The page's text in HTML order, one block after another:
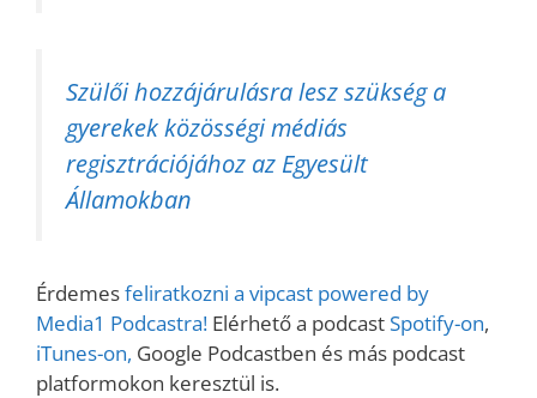
Szülői hozzájárulásra lesz szükség a
gyerekek közösségi médiás
regisztrációjához az Egyesült
Államokban
Érdemesfeliratkozni a vipcast powered by
Media1 Podcastra! Elérhető a podcastSpotify-on,
iTunes-on, Google Podcastben és más podcast
platformokon keresztül is.